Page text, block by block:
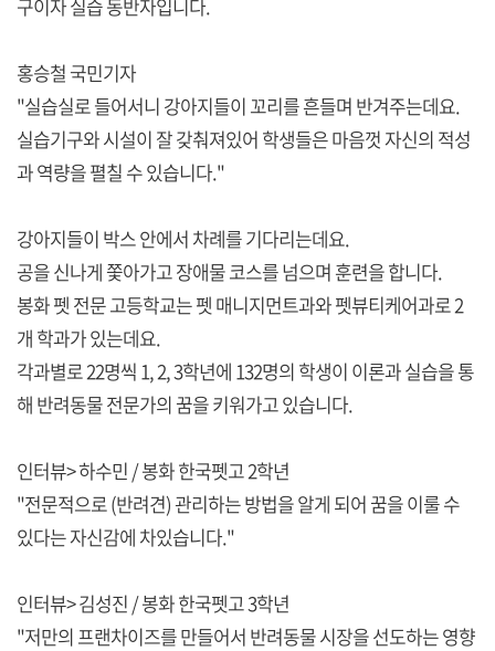
구이자 실습 동반자입니다.
홍승철 국민기자
"실습실로 들어서니 강아지들이 꼬리를 흔들며 반겨주는데요.
실습기구와 시설이 잘 갖춰져있어 학생들은 마음껏 자신의 적성
과 역량을 펼칠 수 있습니다."
강아지들이 박스 안에서 차례를 기다리는데요.
공을 신나게 쫓아가고 장애물 코스를 넘으며 훈련을 합니다.
봉화 펫 전문 고등학교는 펫 매니지먼트과와 펫뷰티케어과로 2
개 학과가 있는데요.
각과별로 22명씩 1, 2, 3학년에 132명의 학생이 이론과 실습을 통
해 반려동물 전문가의 꿈을 키워가고 있습니다.
인터뷰> 하수민 / 봉화 한국펫고 2학년
"전문적으로 (반려견) 관리하는 방법을 알게 되어 꿈을 이룰 수
있다는 자신감에 차있습니다."
인터뷰> 김성진 / 봉화 한국펫고 3학년
"저만의 프랜차이즈를 만들어서 반려동물 시장을 선도하는 영향